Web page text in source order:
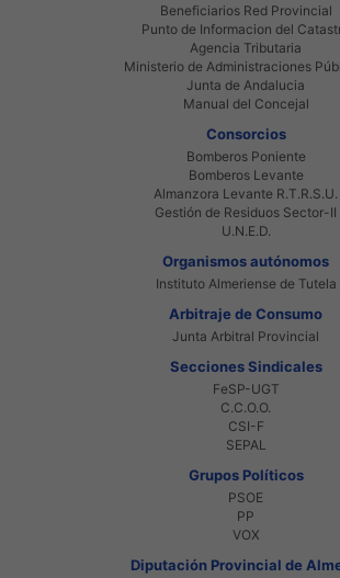
Beneficiarios Red Provincial
Punto de Informacion del
Agencia Tributaria
Ministerio de Administraciones
Junta de Andalucia
Manual del Concejal
Consorcios
Bomberos Poniente
Bomberos Levante
Almanzora Levante R.T.R.S.U.
Gestión de Residuos Sector-II
U.N.E.D.
Organismos autónomos
Instituto Almeriense de Tutela
Arbitraje de Consumo
Junta Arbitral Provincial
Secciones Sindicales
FeSP-UGT
C.C.O.O.
CSI-F
SEPAL
Grupos Políticos
PSOE
PP
VOX
Diputación Provincial de